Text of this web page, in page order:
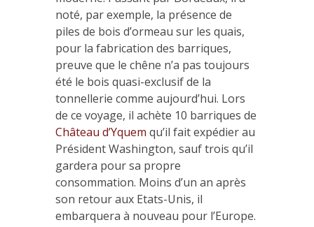
noté, par exemple, la présence de
piles de bois d’ormeau sur les quais,
pour la fabrication des barriques,
preuve que le chêne n’a pas toujours
été le bois quasi-exclusif de la
tonnellerie comme aujourd’hui. Lors
de ce voyage, il achète 10 barriques de
Château d’Yquem qu’il fait expédier au
Président Washington, sauf trois qu’il
gardera pour sa propre
consommation. Moins d’un an après
son retour aux Etats-Unis, il
embarquera à nouveau pour l’Europe.